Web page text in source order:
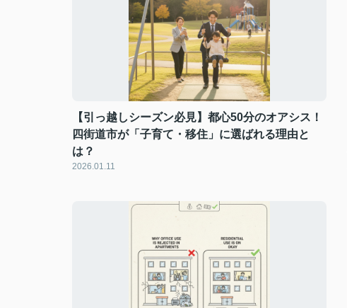
【引っ越しシーズン必見】都心50分のオアシス！
四街道市が「子育て・移住」に選ばれる理由と
は？
2026.01.11